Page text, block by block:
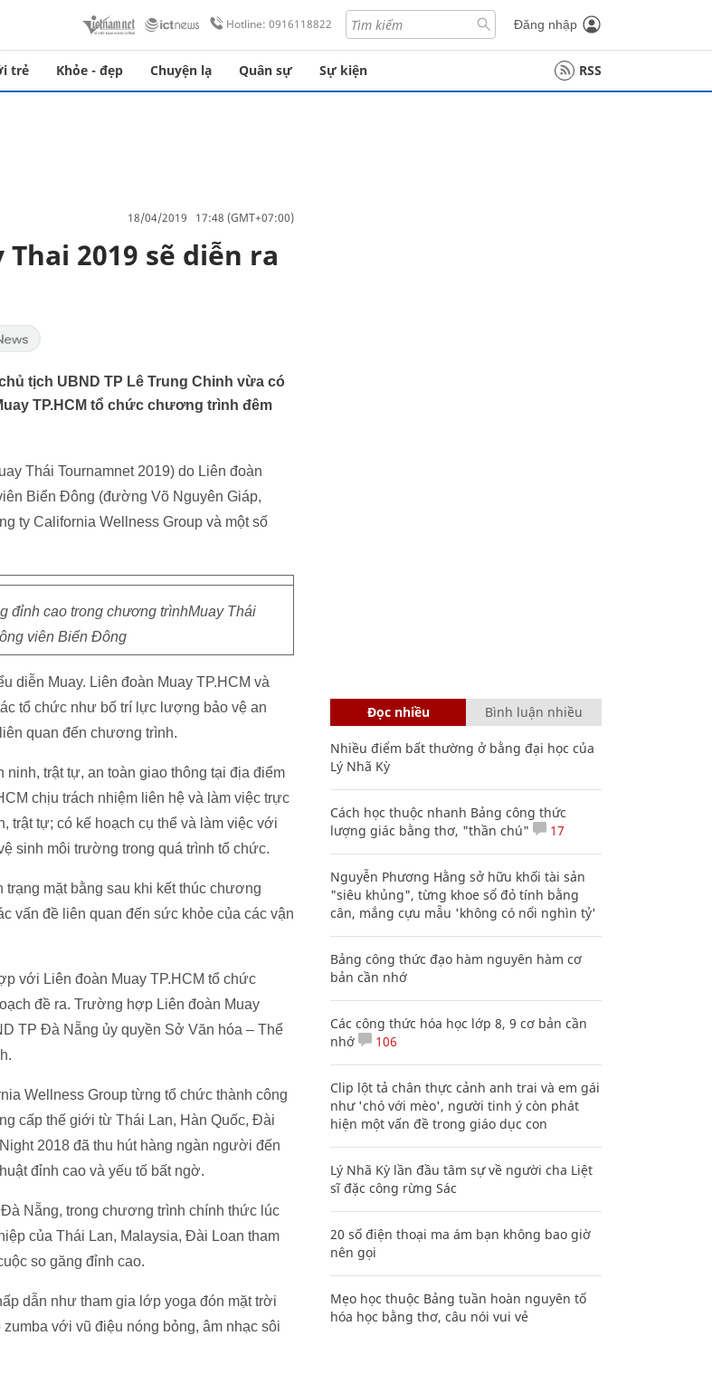
Hotline: 0916118822 Đăng nhập
trẻ Khỏe - đẹp Chuyện lạ Quân sự Sự kiện RSS
18/04/2019 17:48 (GMT+07:00)
2019 sẽ diễn ra
tịch UBND TP Lê Trung Chinh vừa có
TP.HCM tổ chức chương trình đêm
Thái Tournamnet 2019) do Liên đoàn
Biển Đông (đường Võ Nguyên Giáp,
ty California Wellness Group và một số
đỉnh cao trong chương trìnhMuay Thái
viên Biển Đông
diễn Muay. Liên đoàn Muay TP.HCM và
tổ chức như bố trí lực lượng bảo vệ an
quan đến chương trình.
trật tự, an toàn giao thông tại địa điểm
chịu trách nhiệm liên hệ và làm việc trực
trật tự; có kế hoạch cụ thể và làm việc với
sinh môi trường trong quá trình tổ chức.
mặt bằng sau khi kết thúc chương
vấn đề liên quan đến sức khỏe của các vận
với Liên đoàn Muay TP.HCM tổ chức
đề ra. Trường hợp Liên đoàn Muay
TP Đà Nẵng ủy quyền Sở Văn hóa – Thể
Wellness Group từng tổ chức thành công
cấp thế giới từ Thái Lan, Hàn Quốc, Đài
2018 đã thu hút hàng ngàn người đến
đỉnh cao và yếu tố bất ngờ.
Nẵng, trong chương trình chính thức lúc
của Thái Lan, Malaysia, Đài Loan tham
so găng đỉnh cao.
dẫn như tham gia lớp yoga đón mặt trời
với vũ điệu nóng bỏng, âm nhạc sôi
Đọc nhiều Bình luận nhiều
Nhiều điểm bất thường ở bằng đại học của
Lý Nhã Kỳ
Cách học thuộc nhanh Bảng công thức
lượng giác bằng thơ, "thần chú"
17
Nguyễn Phương Hằng sở hữu khối tài sản
"siêu khủng", từng khoe sổ đỏ tính bằng
cân, mắng cựu mẫu 'không có nổi nghìn tỷ'
Bảng công thức đạo hàm nguyên hàm cơ
bản cần nhớ
Các công thức hóa học lớp 8, 9 cơ bản cần
nhớ
106
Clip lột tả chân thực cảnh anh trai và em gái
như 'chó với mèo', người tinh ý còn phát
hiện một vấn đề trong giáo dục con
Lý Nhã Kỳ lần đầu tâm sự về người cha Liệt
sĩ đặc công rừng Sác
20 số điện thoại ma ám bạn không bao giờ
nên gọi
Mẹo học thuộc Bảng tuần hoàn nguyên tố
hóa học bằng thơ, câu nói vui vẻ